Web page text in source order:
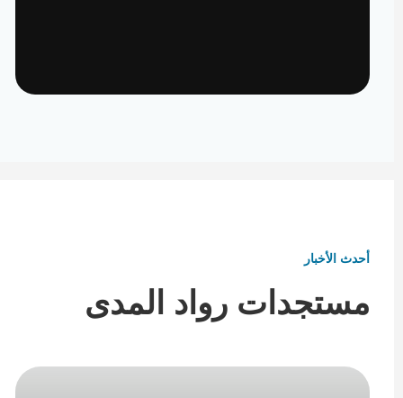
أحدث الأخبار
مستجدات رواد المدى